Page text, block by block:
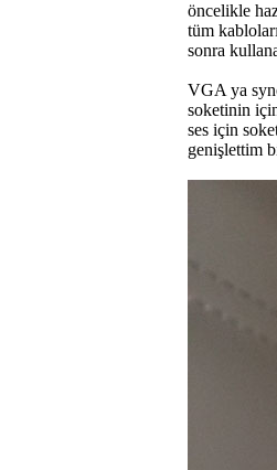
öncelikle
tüm
sonra
VGA ya
soketinin
ses için
genişlettim